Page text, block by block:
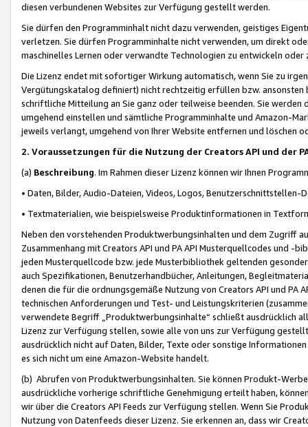
diesen verbundenen Websites zur Verfügung gestellt werden.
Sie dürfen den Programminhalt nicht dazu verwenden, geistiges
verletzen. Sie dürfen Programminhalte nicht verwenden, um direkt
maschinelles Lernen oder verwandte Technologien zu entwickeln
Die Lizenz endet mit sofortiger Wirkung automatisch, wenn Sie zu
Vergütungskatalog definiert) nicht rechtzeitig erfüllen bzw. ansonsten
schriftliche Mitteilung an Sie ganz oder teilweise beenden. Sie werden
umgehend einstellen und sämtliche Programminhalte und Amazon-
jeweils verlangt, umgehend von Ihrer Website entfernen und löschen
2. Voraussetzungen für die Nutzung der Creators API und der
(a) Beschreibung. Im Rahmen dieser Lizenz können wir Ihnen
• Daten, Bilder, Audio-Dateien, Videos, Logos, Benutzerschnittstellen-
• Textmaterialien, wie beispielsweise Produktinformationen in
Neben den vorstehenden Produktwerbungsinhalten und dem Zugriff
Zusammenhang mit Creators API und PA API Musterquellcodes und
jeden Musterquellcode bzw. jede Musterbibliothek geltenden
auch Spezifikationen, Benutzerhandbücher, Anleitungen,
denen die für die ordnungsgemäße Nutzung von Creators API und PA
technischen Anforderungen und Test- und Leistungskriterien
verwendete Begriff „Produktwerbungsinhalte“ schließt ausdrücklich
Lizenz zur Verfügung stellen, sowie alle von uns zur Verfügung
ausdrücklich nicht auf Daten, Bilder, Texte oder sonstige
es sich nicht um eine Amazon-Website handelt.
(b) Abrufen von Produktwerbungsinhalten. Sie können Produkt-
ausdrückliche vorherige schriftliche Genehmigung erteilt haben,
wir über die Creators API Feeds zur Verfügung stellen. Wenn Sie
Nutzung von Datenfeeds dieser Lizenz. Sie erkennen an, dass wir